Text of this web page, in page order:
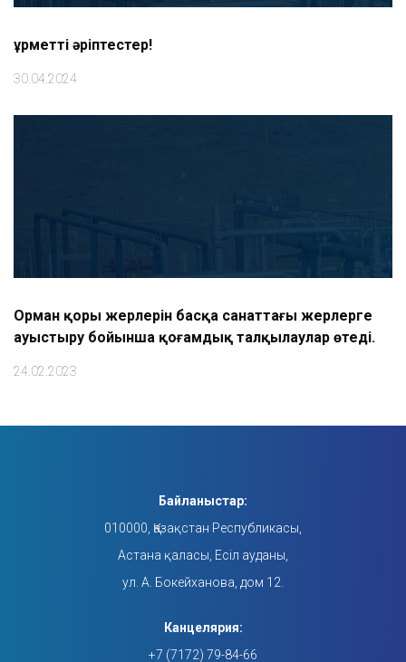
Құрметті әріптестер!
30.04.2024
Орман қоры жерлерін басқа санаттағы жерлерге
ауыстыру бойынша қоғамдық талқылаулар өтеді.
24.02.2023
Байланыстар:
010000, Қазақстан Республикасы,
Астана қаласы, Есіл ауданы,
ул. А. Бокейханова, дом 12.
Канцелярия:
+7 (7172) 79-84-66